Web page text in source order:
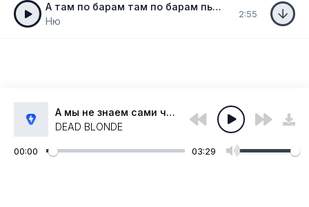
А там по барам там по барам пьют вино
Ню
2:55
А мы не знаем сами что будет между нами
DEAD BLONDE
00:00 03:29